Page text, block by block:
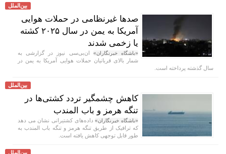
بین‌الملل
صد‌ها غیرنظامی در حملات هوایی
آمریکا به یمن در سال ۲۰۲۵ کشته
یا زخمی شدند
«باشگاه خبرنگاران» ان‌بی‌سی نیوز در گزارشی به
شمار بالای قربانیان حملات هوایی آمریکا به یمن در
سال گذشته پرداخته است.
بین‌الملل
کاهش چشمگیر تردد کشتی‌ها در
تنگه هرمز و باب المندب
«باشگاه خبرنگاران»داده‌های کشتیرانی نشان می دهد
که ترافیک از طریق تنگه هرمز و تنگه باب المندب به
طور قابل توجهی کاهش یافته است.
بین‌الملل